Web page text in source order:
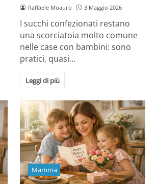
Raffaele Moauro 3 Maggio 2026
I succhi confezionati restano
una scorciatoia molto comune
nelle case con bambini: sono
pratici, quasi…
Leggi di più
Mamma